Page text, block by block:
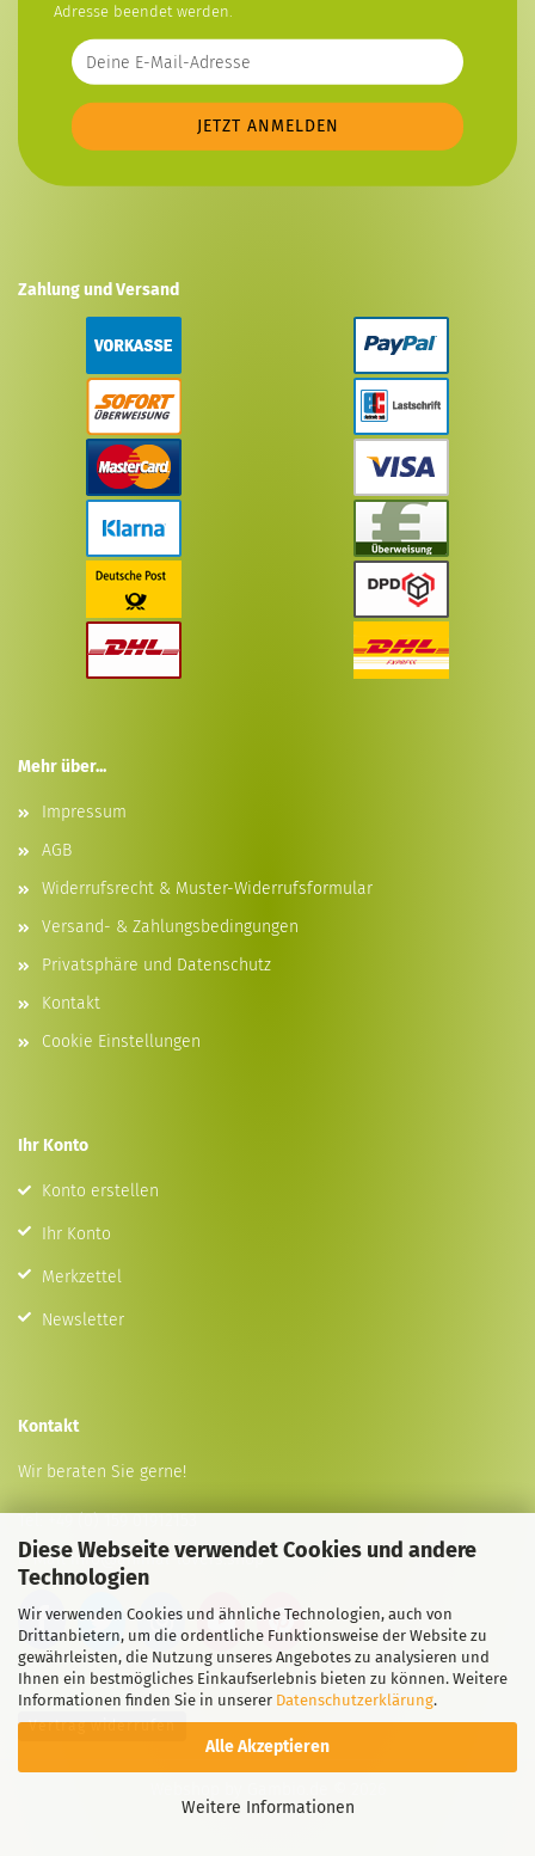
Diese Webseite verwendet Cookies und andere
Technologien
Wir verwenden Cookies und ähnliche Technologien, auch von
Drittanbietern, um die ordentliche Funktionsweise der Website zu
gewährleisten, die Nutzung unseres Angebotes zu analysieren und
Ihnen ein bestmögliches Einkaufserlebnis bieten zu können. Weitere
Informationen finden Sie in unserer Datenschutzerklärung.
Alle Akzeptieren
Weitere Informationen
Adresse beendet werden.
Zahlung und Versand
Mehr über...
Impressum
AGB
Widerrufsrecht & Muster-Widerrufsformular
Versand- & Zahlungsbedingungen
Privatsphäre und Datenschutz
Kontakt
Cookie Einstellungen
Ihr Konto
Konto erstellen
Ihr Konto
Merkzettel
Newsletter
Kontakt
Wir beraten Sie gerne!
E-Mailinfo@animal-lovers.shop
Vertrag widerrufen